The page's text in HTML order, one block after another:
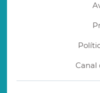
Canal